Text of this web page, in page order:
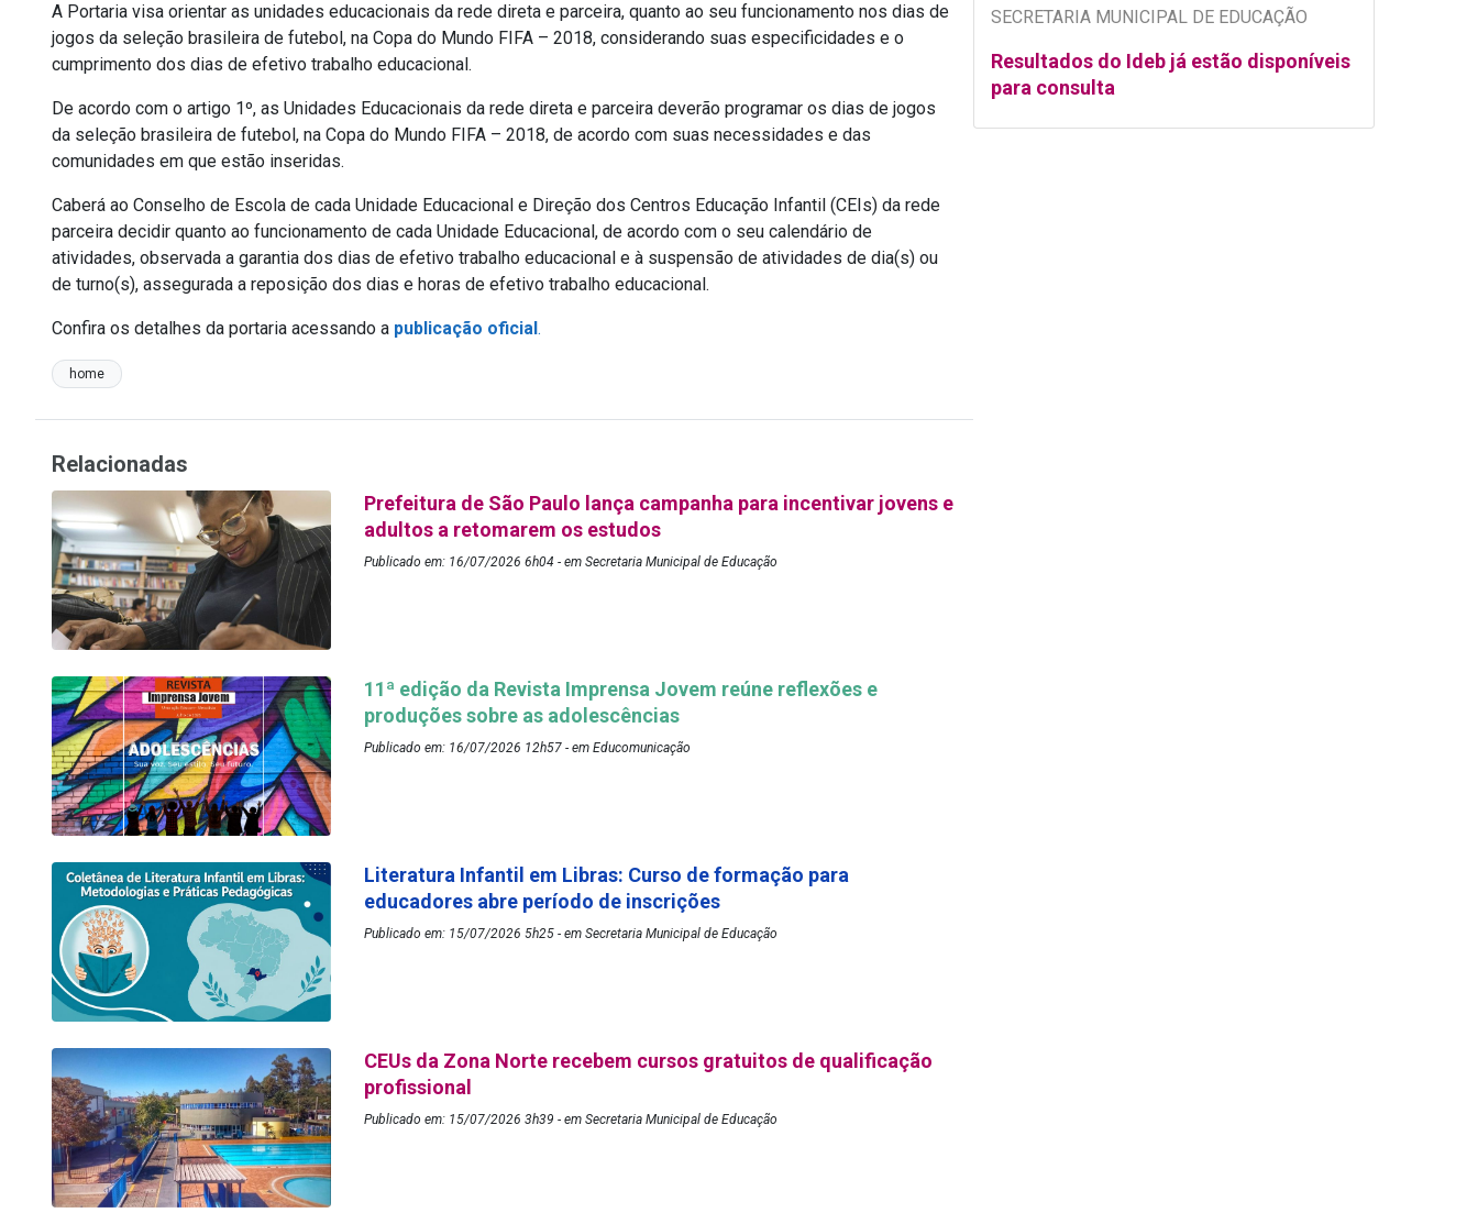
A Portaria visa orientar as unidades educacionais da rede direta e parceira, quanto ao seu funcionamento nos dias de
jogos da seleção brasileira de futebol, na Copa do Mundo FIFA – 2018, considerando suas especificidades e o
cumprimento dos dias de efetivo trabalho educacional.
De acordo com o artigo 1º, as Unidades Educacionais da rede direta e parceira deverão programar os dias de jogos
da seleção brasileira de futebol, na Copa do Mundo FIFA – 2018, de acordo com suas necessidades e das
comunidades em que estão inseridas.
Caberá ao Conselho de Escola de cada Unidade Educacional e Direção dos Centros Educação Infantil (CEIs) da rede
parceira decidir quanto ao funcionamento de cada Unidade Educacional, de acordo com o seu calendário de
atividades, observada a garantia dos dias de efetivo trabalho educacional e à suspensão de atividades de dia(s) ou
de turno(s), assegurada a reposição dos dias e horas de efetivo trabalho educacional.
Confira os detalhes da portaria acessando a publicação oficial.
home
SECRETARIA MUNICIPAL DE EDUCAÇÃO
Resultados do Ideb já estão disponíveis
para consulta
Relacionadas
Prefeitura de São Paulo lança campanha para incentivar jovens e
adultos a retomarem os estudos
Publicado em: 16/07/2026 6h04 - em Secretaria Municipal de Educação
11ª edição da Revista Imprensa Jovem reúne reflexões e
produções sobre as adolescências
Publicado em: 16/07/2026 12h57 - em Educomunicação
Literatura Infantil em Libras: Curso de formação para
educadores abre período de inscrições
Publicado em: 15/07/2026 5h25 - em Secretaria Municipal de Educação
CEUs da Zona Norte recebem cursos gratuitos de qualificação
profissional
Publicado em: 15/07/2026 3h39 - em Secretaria Municipal de Educação